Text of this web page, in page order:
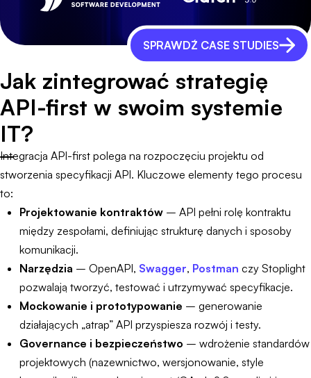
SPRAWDŹ CASE STUDIES
Jak zintegrować strategię
API-first w swoim systemie
IT?
Integracja API-first polega na rozpoczęciu projektu od
stworzenia specyfikacji API. Kluczowe elementy tego procesu
to:
Projektowanie kontraktów – API pełni rolę kontraktu
między zespołami, definiując strukturę danych i sposoby
komunikacji.
Narzędzia – OpenAPI, Swagger, Postman czy Stoplight
pozwalają tworzyć, testować i utrzymywać specyfikacje.
Mockowanie i prototypowanie – generowanie
działających „atrap” API przyspiesza rozwój i testy.
Governance i bezpieczeństwo – wdrożenie standardów
projektowych (nazewnictwo, wersjonowanie, style